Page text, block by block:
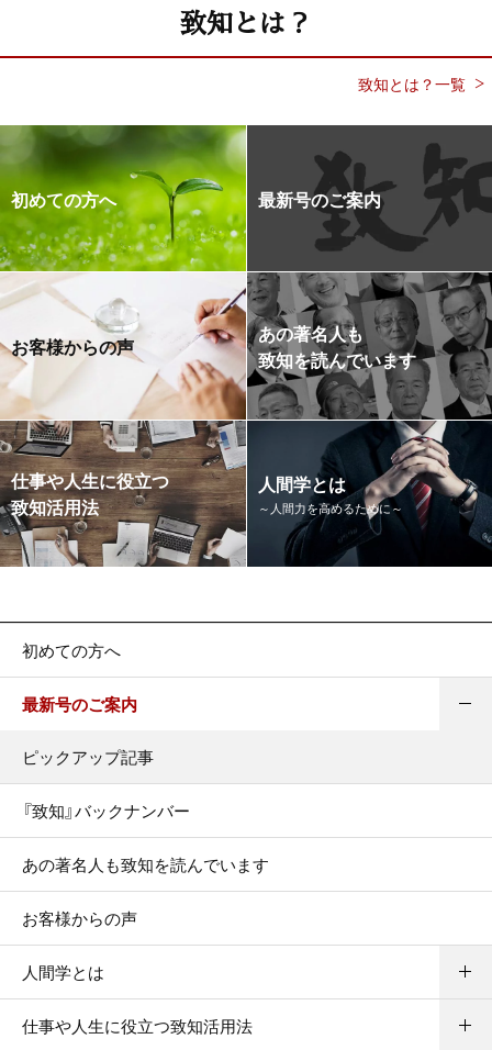
致知とは？
致知とは？一覧
初めての方へ 最新号のご案内
お客様からの声
あの著名人も
致知を読んでいます
仕事や人生に役立つ
致知活用法
人間学とは
～人間力を高めるために～
初めての方へ
最新号のご案内
ピックアップ記事
『致知』バックナンバー
あの著名人も致知を読んでいます
お客様からの声
人間学とは
仕事や人生に役立つ致知活用法